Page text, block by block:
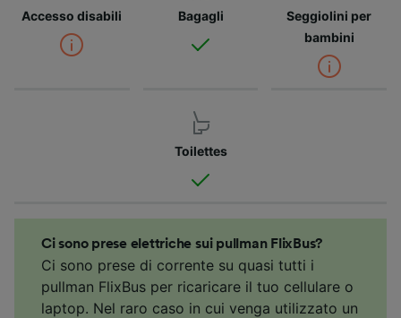
Accesso disabili Bagagli
Seggiolini per
bambini
Toilettes
Ci sono prese elettriche sui pullman FlixBus?
Ci sono prese di corrente su quasi tutti i
pullman FlixBus per ricaricare il tuo cellulare o
laptop. Nel raro caso in cui venga utilizzato un